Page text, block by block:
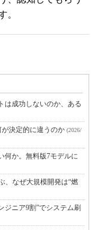
。
は成功しないのか、ある
決定的に違うのか (2026/
何か。無料版7モデルに
、なぜ大規模開発は“燃
ジニア9割”でシステム刷